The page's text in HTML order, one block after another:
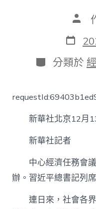
文
作
者
發
表
日
期
分
類
分類於
新華社北京12月
新華社記者
中心經濟任務會議
辦。習近平總書記列
連日來，社會各界